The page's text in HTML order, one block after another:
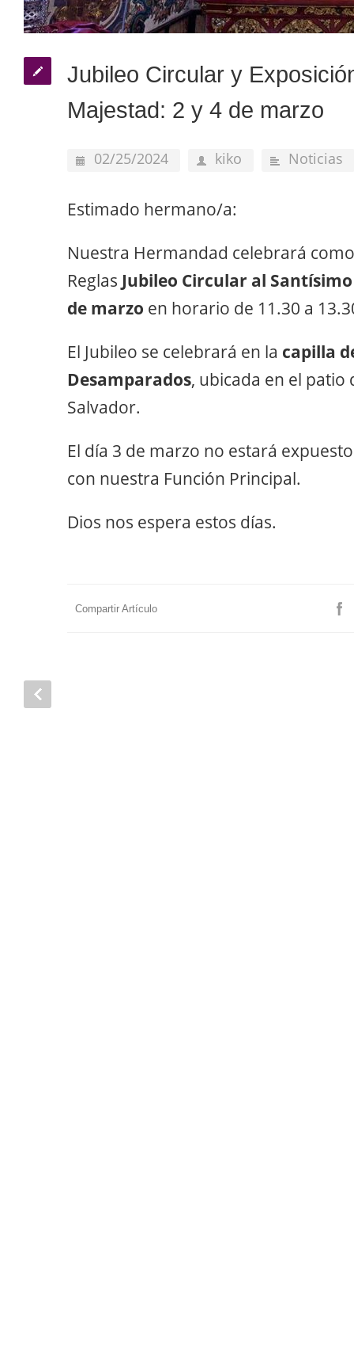
Jubileo Circular y
Majestad: 2 y 4 de marzo
02/25/2024 kiko Noticias
Estimado hermano/a:
Nuestra Hermandad celebrará
Reglas Jubileo Circular al
de marzo en horario de 11.30 a
El Jubileo se celebrará en la capilla
Desamparados, ubicada en el patio
Salvador.
El día 3 de marzo no estará
con nuestra Función Principal.
Dios nos espera estos días.
Compartir Artículo